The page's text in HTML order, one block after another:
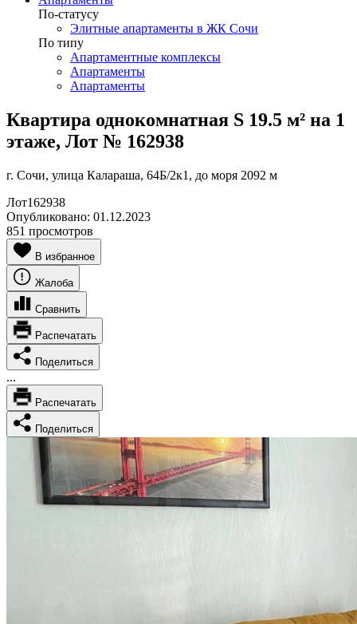
По-статусу
Элитные апартаменты в ЖК Сочи
По типу
Апартаментные комплексы
Апартаменты
Апартаменты
Квартира однокомнатная S 19.5 м² на 1
этаже, Лот № 162938
г. Сочи, улица Калараша, 64Б/2к1, до моря 2092 м
Лот162938
Опубликовано: 01.12.2023
851 просмотров
В избранное
Жалоба
Сравнить
Распечатать
Поделиться
...
Распечатать
Поделиться